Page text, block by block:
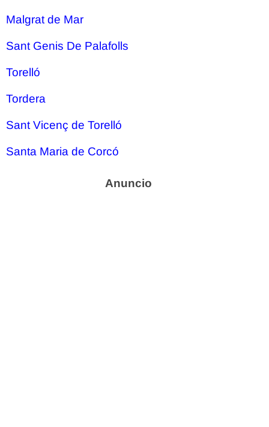
Malgrat de Mar
Sant Genis De Palafolls
Torelló
Tordera
Sant Vicenç de Torelló
Santa Maria de Corcó